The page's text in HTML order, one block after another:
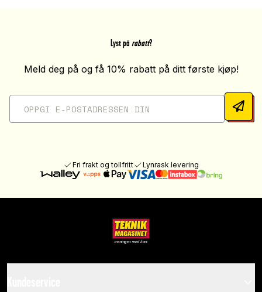
Lyst på rabatt?
Meld deg på og få 10% rabatt på ditt første kjøp!
Fri frakt og tollfritt Lynrask levering